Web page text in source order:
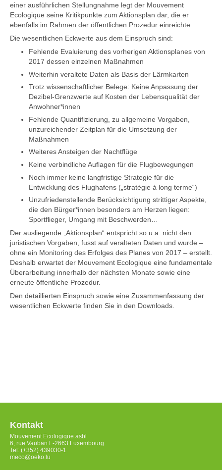
einer ausführlichen Stellungnahme legt der Mouvement
Ecologique seine Kritikpunkte zum Aktionsplan dar, die er
ebenfalls im Rahmen der öffentlichen Prozedur einreichte.
Die wesentlichen Eckwerte aus dem Einspruch sind:
Fehlende Evaluierung des vorherigen Aktionsplanes von
2017 dessen einzelnen Maßnahmen
Weiterhin veraltete Daten als Basis der Lärmkarten
Trotz wissenschaftlicher Belege: Keine Anpassung der
Dezibel-Grenzwerte auf Kosten der Lebensqualität der
Anwohner*innen
Fehlende Quantifizierung, zu allgemeine Vorgaben,
unzureichender Zeitplan für die Umsetzung der
Maßnahmen
Weiteres Ansteigen der Nachtflüge
Keine verbindliche Auflagen für die Flugbewegungen
Noch immer keine langfristige Strategie für die
Entwicklung des Flughafens („stratégie à long terme“)
Unzufriedenstellende Berücksichtigung strittiger Aspekte,
die den Bürger*innen besonders am Herzen liegen:
Sportflieger, Umgang mit Beschwerden…
Der ausliegende „Aktionsplan“ entspricht so u.a. nicht den
juristischen Vorgaben, fusst auf veralteten Daten und wurde –
ohne ein Monitoring des Erfolges des Planes von 2017 – erstellt.
Deshalb erwartet der Mouvement Ecologique eine fundamentale
Überarbeitung innerhalb der nächsten Monate sowie eine
erneute öffentliche Prozedur.
Den detaillierten Einspruch sowie eine Zusammenfassung der
wesentlichen Eckwerte finden Sie in den Downloads.
Kontakt
Mouvement Ecologique asbl
6, rue Vauban L-2663 Luxembourg
Tel: (+352) 439030-1
meco@oeko.lu